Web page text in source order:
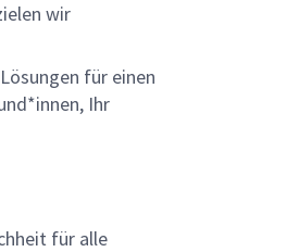
wir
für einen
Ihr
für alle